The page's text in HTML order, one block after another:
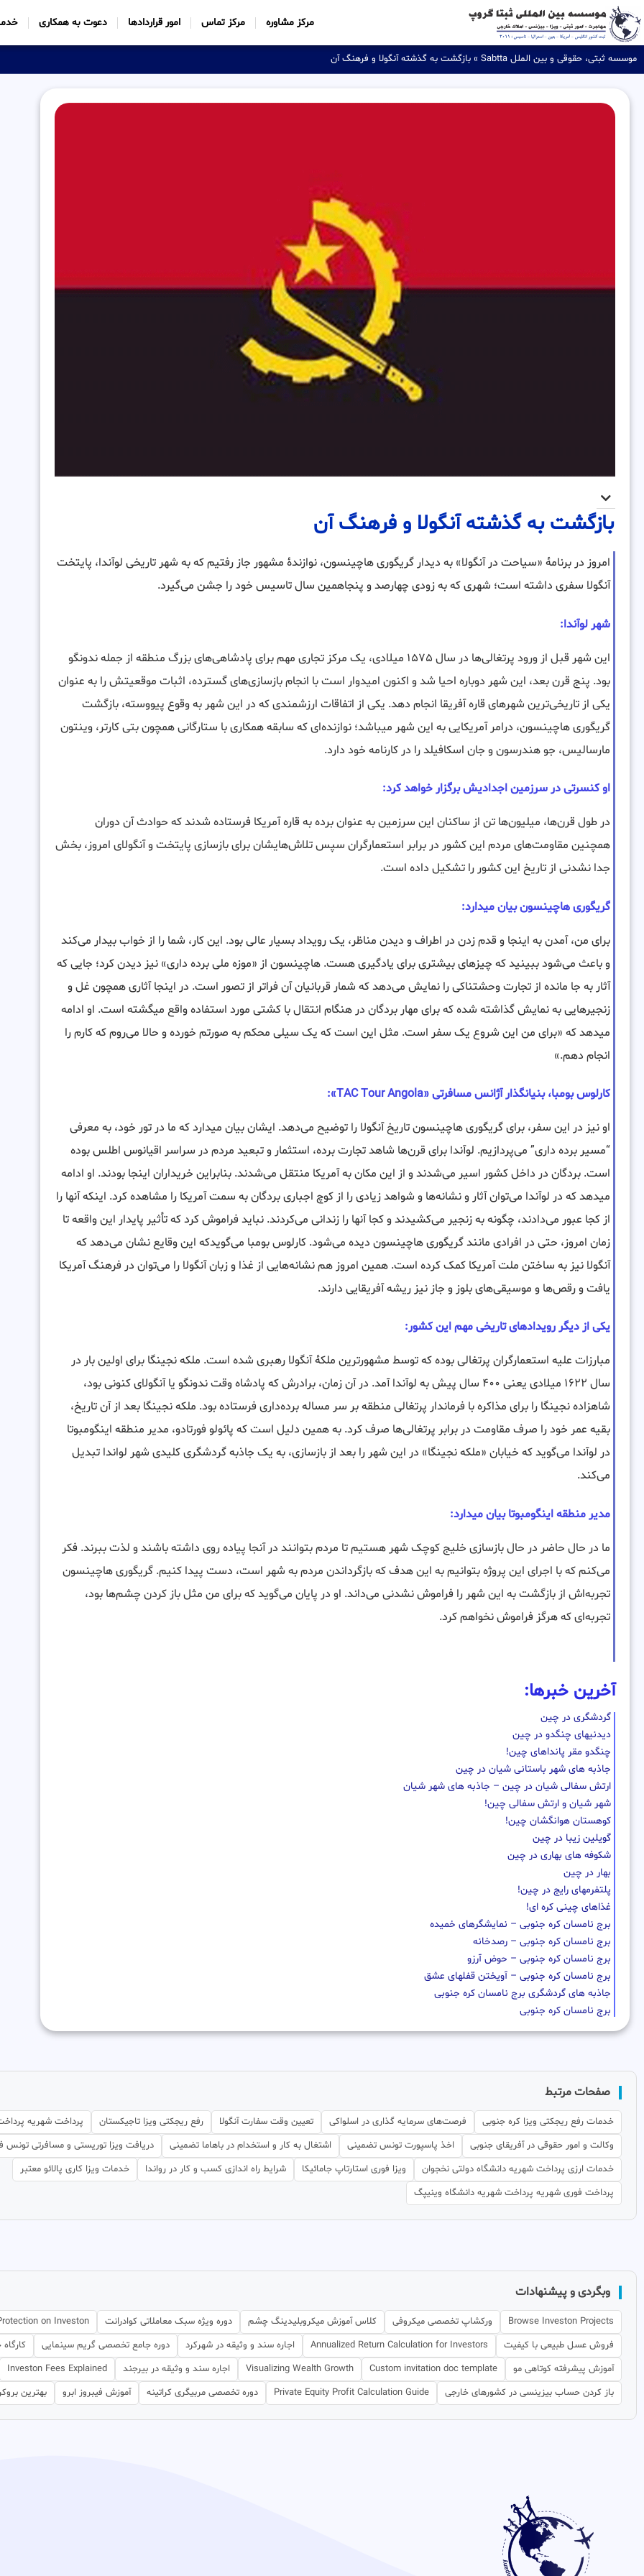
مرکز مشاوره مرکز تماس امور قراردادها دعوت به همکاری
موسسه ثبتی، حقوقی و بین الملل Sabtta » بازگشت به گذشته آنگولا و فرهنگ آن
بازگشت به گذشته آنگولا و فرهنگ آن
امروز در برنامۀ «سیاحت در آنگولا» به دیدار گریگوری هاچینسون، نوازندۀ مشهور جاز رفتیم که به شهر تاریخی لوآندا، پایتخت
آنگولا سفری داشته است؛ شهری که به زودی چهارصد و پنجاهمین سال تاسیس خود را جشن می‌گیرد.
شهر لوآندا:
این شهر قبل از ورود پرتغالی‌ها در سال ۱۵۷۵ میلادی، یک مرکز تجاری مهم برای پادشاهی‌های بزرگ منطقه از جمله ندونگو
بود. پنج قرن بعد، این شهر دوباره احیا شد و اکنون امیدوار است با انجام بازسازی‌های گسترده، اثبات موقعیتش را به عنوان
یکی از تاریخی‌ترین شهرهای قاره آفریقا انجام دهد. یکی از اتفاقات ارزشمندی که در این شهر به وقوع پیووسته، بازگشت
گریگوری هاچینسون، درامر آمریکایی به این شهر میباشد؛ نوازنده‌ای که سابقه همکاری با ستارگانی همچون بتی کارتر، وینتون
مارسالیس، جو هندرسون و جان اسکافیلد را در کارنامه خود دارد.
او کنسرتی در سرزمین اجدادیش برگزار خواهد کرد:
در طول قرن‌ها، میلیون‌ها تن از ساکنان این سرزمین به عنوان برده به قاره آمریکا فرستاده شدند که حوادث آن دوران
همچنین مقاومت‌های مردم این کشور در برابر استعمارگران سپس تلاش‌هایشان برای بازسازی پایتخت و آنگولای امروز، بخش
جدا نشدنی از تاریخ این کشور را تشکیل داده است.
گریگوری هاچینسون بیان میدارد:
برای من، آمدن به اینجا و قدم زدن در اطراف و دیدن مناظر، یک رویداد بسیار عالی بود. این کار، شما را از خواب بیدار می‌کند
و باعث می‌شود ببینید که چیزهای بیشتری برای یادگیری هست. هاچینسون از «موزه ملی برده داری» نیز دیدن کرد؛ جایی که
آثار به جا مانده از تجارت وحشتناکی را نمایش می‌دهد که شمار قربانیان آن فراتر از تصور است. در اینجا آثاری همچون غل و
زنجیرهایی به نمایش گذاشته شده که برای مهار بردگان در هنگام انتقال با کشتی مورد استفاده واقع میگشته است. او ادامه
میدهد که «برای من این شروع یک سفر است. مثل این است که یک سیلی محکم به صورتم خورده و حالا می‌روم که کارم را
انجام دهم.»
کارلوس بومبا، بنیانگذار آژانس مسافرتی «TAC Tour Angola»:
او نیز در این سفر، برای گریگوری هاچینسون تاریخ آنگولا را توضیح می‌دهد. ایشان بیان میدارد که ما در تور خود، به معرفی
“مسیر برده داری” می‌پردازیم. لوآندا برای قرن‌ها شاهد تجارت برده، استثمار و تبعید مردم در سراسر اقیانوس اطلس بوده
است. بردگان در داخل کشور اسیر می‌شدند و از این مکان به آمریکا منتقل می‌شدند. بنابراین خریداران اینجا بودند. او ادامه
میدهد که در لوآندا می‌توان آثار و نشانه‌ها و شواهد زیادی را از کوچ اجباری بردگان به سمت آمریکا را مشاهده کرد. اینکه آنها را
از کجا عبور می‌دادند، چگونه به زنجیر می‌کشیدند و کجا آنها را زندانی می‌کردند. نباید فراموش کرد که تأثیر پایدار این واقعه تا
زمان امروز، حتی در افرادی مانند گریگوری هاچینسون دیده می‌شود. کارلوس بومبا می‌گویدکه این وقایع نشان می‌دهد که
آنگولا نیز به ساختن ملت آمریکا کمک کرده است. همین امروز هم نشانه‌هایی از غذا و زبان آنگولا را می‌توان در فرهنگ آمریکا
یافت و رقص‌ها و موسیقی‌های بلوز و جاز نیز ریشه آفریقایی دارند.
یکی از دیگر رویدادهای تاریخی مهم این کشور:
مبارزات علیه استعمارگران پرتغالی بوده که توسط مشهورترین ملکۀ آنگولا رهبری شده است. ملکه نجینگا برای اولین بار در
سال ۱۶۲۲ میلادی یعنی ۴۰۰ سال پیش به لوآندا آمد. در آن زمان، برادرش که پادشاه وقت ندونگو یا آنگولای کنونی بود،
شاهزاده نجینگا را برای مذاکره با فرماندار پرتغالی منطقه بر سر مساله برده‌داری فرستاده بود. ملکه نجینگا بعد از آن تاریخ،
بقیه عمر خود را صرف مقاومت در برابر پرتغالی‌ها صرف کرد. به همین دلیل است که پائولو فورتادو، مدیر منطقه اینگومبوتا
در لوآندا می‌گوید که خیابان «ملکه نجینگا» در این شهر را بعد از بازسازی، به یک جاذبه گردشگری کلیدی شهر لواندا تبدیل
می‌کند.
مدیر منطقه اینگومبوتا بیان میدارد:
ما در حال حاضر در حال بازسازی خلیج کوچک شهر هستیم تا مردم بتوانند در آنجا پیاده روی داشته باشند و لذت ببرند. فکر
می‌کنم که با اجرای این پروژه بتوانیم به این هدف که بازگرداندن مردم به شهر است، دست پیدا کنیم. گریگوری هاچینسون
تجربه‌اش از بازگشت به این شهر را فراموش نشدنی می‌داند. او در پایان می‌گوید که برای من مثل باز کردن چشم‌ها بود،
تجربه‌ای که هرگز فراموش نخواهم کرد.
آخرین خبرها:
گردشگری در چین
دیدنیهای چنگدو در چین
چنگدو مقر پانداهای چین!
جاذبه های شهر باستانی شیان در چین
ارتش سفالی شیان در چین – جاذبه های شهر شیان
شهر شیان و ارتش سفالی چین!
کوهستان هوانگشان چین!
گویلین زیبا در چین
شکوفه های بهاری در چین
بهار در چین
پلتفرمهای رایج در چین!
غذاهای چینی کره ای!
برج نامسان کره جنوبی – نمایشگرهای خمیده
برج نامسان کره جنوبی – رصدخانه
برج نامسان کره جنوبی – حوض آرزو
برج نامسان کره جنوبی – آویختن قفلهای عشق
جاذبه های گردشگری برج نامسان کره جنوبی
برج نامسان کره جنوبی
صفحات مرتبط
خدمات رفع ریجکتی ویزا کره جنوبی فرصت‌های سرمایه گذاری در اسلواکی تعیین وقت سفارت آنگولا رفع ریجکتی ویزا تاجیکستان
پرداخت شهریه
وکالت و امور حقوقی در آفریقای جنوبی
اخذ پاسپورت تونس تضمینی اشتغال به کار و استخدام در باهاما تضمینی
دریافت ویزا توریستی و مسافرتی تونس
خدمات ارزی پرداخت شهریه دانشگاه دولتی نخجوان
ویزا فوری استارتاپ جامائیکا شرایط راه اندازی کسب و کار در رواندا
خدمات ویزا کاری پالائو معتبر
پرداخت فوری شهریه پرداخت شهریه دانشگاه وینیپگ
وبگردی و پیشنهادات
Browse Investon Projects ورکشاپ تخصصی میکروفی کلاس آموزش میکروبلیدینگ چشم دوره ویژه سبک معاملاتی کوادرانت
on Investon
فروش عسل طبیعی با کیفیت
Annualized Return Calculation for Investors اجاره سند و وثیقه در شهرکرد دوره جامع تخصصی گریم سینمایی
آموزش پیشرفته کوتاهی مو
Custom invitation doc template
Visualizing Wealth Growth اجاره سند و وثیقه در بیرجند
Investon Fees Explained
باز کردن حساب بیزینسی در کشورهای خارجی
Private Equity Profit Calculation Guide دوره تخصصی مربیگری کراتینه آموزش فیبروز ابرو بهترین